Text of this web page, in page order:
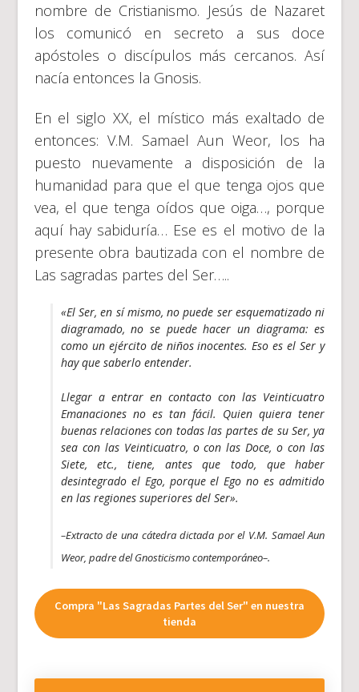
nombre de Cristianismo. Jesús de Nazaret
los comunicó en secreto a sus doce
apóstoles o discípulos más cercanos. Así
nacía entonces la Gnosis.
En el siglo XX, el místico más exaltado de
entonces: V.M. Samael Aun Weor, los ha
puesto nuevamente a disposición de la
humanidad para que el que tenga ojos que
vea, el que tenga oídos que oiga…, porque
aquí hay sabiduría… Ese es el motivo de la
presente obra bautizada con el nombre de
Las sagradas partes del Ser…..
«El Ser, en sí mismo, no puede ser esquematizado ni
diagramado, no se puede hacer un diagrama: es
como un ejército de niños inocentes. Eso es el Ser y
hay que saberlo entender.
Llegar a entrar en contacto con las Veinticuatro
Emanaciones no es tan fácil. Quien quiera tener
buenas relaciones con todas las partes de su Ser, ya
sea con las Veinticuatro, o con las Doce, o con las
Siete, etc., tiene, antes que todo, que haber
desintegrado el Ego, porque el Ego no es admitido
en las regiones superiores del Ser».
–Extracto de una cátedra dictada por el V.M. Samael Aun
Weor, padre del Gnosticismo contemporáneo–.
Compra "Las Sagradas Partes del Ser" en nuestra
tienda